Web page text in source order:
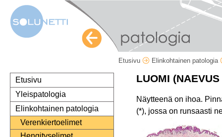
Etusivu Elinkohtainen patologia
Etusivu
Yleispatologia
Elinkohtainen patologia
Verenkiertoelimet
LUOMI
Näytteenä on ihoa.
(*), jossa on runsaasti